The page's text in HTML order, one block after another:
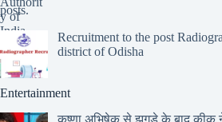
Recruitment to the post
district of Odisha
Entertainment
कृष्णा अभिषेक से झगड़े के बाद कीकू ने